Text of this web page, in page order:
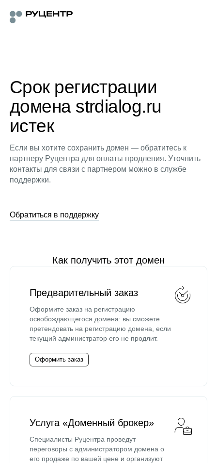
Срок регистрации
домена strdialog.ru
истек
Если вы хотите сохранить домен — обратитесь к
партнеру Руцентра для оплаты продления. Уточнить
контакты для связи с партнером можно в службе
поддержки.
Обратиться в поддержку
Как получить этот домен
Предварительный заказ
Оформите заказ на регистрацию
освобождающегося домена: вы сможете
претендовать на регистрацию домена, если
текущий администратор его не продлит.
Оформить заказ
Услуга «Доменный брокер»
Специалисты Руцентра проведут
переговоры с администратором домена о
его продаже по вашей цене и организуют